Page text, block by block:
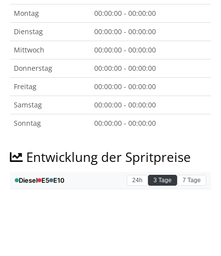
Montag
00:00:00 - 00:00:00
Dienstag
00:00:00 - 00:00:00
Mittwoch
00:00:00 - 00:00:00
Donnerstag
00:00:00 - 00:00:00
Freitag
00:00:00 - 00:00:00
Samstag
00:00:00 - 00:00:00
Sonntag
00:00:00 - 00:00:00
Entwicklung der Spritpreise